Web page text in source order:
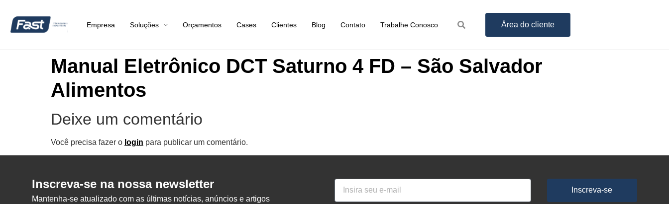
Empresa Soluções Orçamentos Cases Clientes Blog Contato Trabalhe Conosco Área do cliente
Manual Eletrônico DCT Saturno 4 FD – São Salvador
Alimentos
Deixe um comentário
Você precisa fazer o login para publicar um comentário.
Inscreva-se na nossa newsletter
Mantenha-se atualizado com as últimas notícias, anúncios e artigos
Inscreva-se